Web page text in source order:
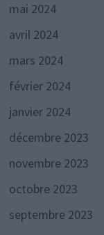
mai 2024
avril 2024
mars 2024
février 2024
janvier 2024
décembre 2023
novembre 2023
octobre 2023
septembre 2023